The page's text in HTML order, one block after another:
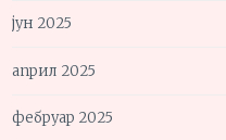
јун 2025
април 2025
фебруар 2025